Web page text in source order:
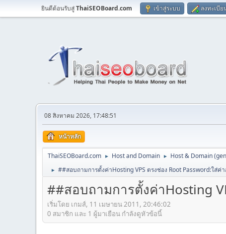
ยินดีต้อนรับสู่ThaiSEOBoard.com เข้าสู่ระบบ ลงทะเบีย
08 สิงหาคม 2026, 17:48:51
หน้าหลัก
ThaiSEOBoard.com ► Host and Domain ► Host & Domain
► ##สอบถามการตั้งค่าHosting VPS ตรงช่อง Root Password:ใส่ค่า
##สอบถามการตั้งค่าHosting
เริ่มโดย เกมส์, 11 เมษายน 2011, 20:46:02
0 สมาชิก และ 1 ผู้มาเยือน กำลังดูหัวข้อนี้